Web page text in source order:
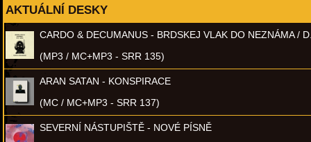
AKTUÁLNÍ DESKY
CARDO & DECUMANUS - BRDSKEJ VLAK DO NEZNÁMA /
(MP3 / MC+MP3 - SRR 135)
ARAN SATAN - KONSPIRACE
(MC / MC+MP3 - SRR 137)
SEVERNÍ NÁSTUPIŠTĚ - NOVÉ PÍSNĚ